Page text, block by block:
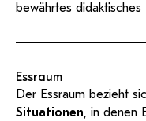
bewährtes
Essraum
Der Essraum bezieht
Situationen, in denen